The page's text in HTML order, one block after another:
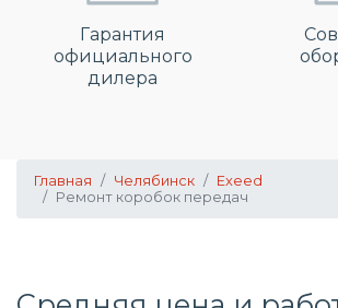
Гарантия
официального
дилера
Главная Челябинск
Exeed
Ремонт коробок передач